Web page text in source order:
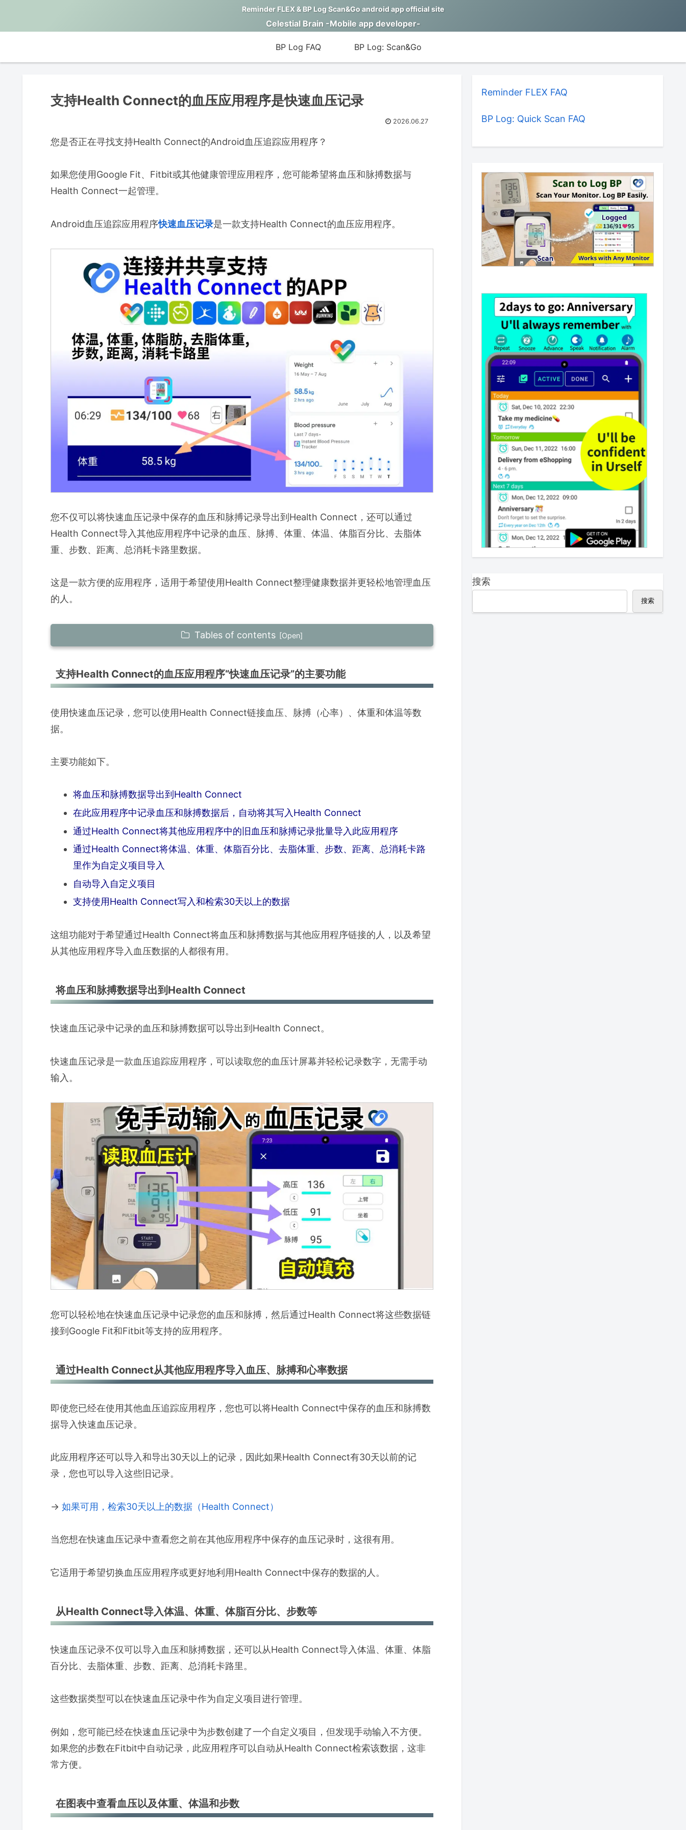
Reminder FLEX & BP Log Scan&Go android app official site
Celestial Brain -Mobile app developer-
BP Log FAQ BP Log: Scan&Go
支持Health Connect的血压应用程序是快速血压记录
2026.06.27
您是否正在寻找支持Health Connect的Android血压追踪应用程序？
如果您使用Google Fit、Fitbit或其他健康管理应用程序，您可能希望将血压和脉搏数据与
Health Connect一起管理。
Android血压追踪应用程序快速血压记录是一款支持Health Connect的血压应用程序。
您不仅可以将快速血压记录中保存的血压和脉搏记录导出到Health Connect，还可以通过
Health Connect导入其他应用程序中记录的血压、脉搏、体重、体温、体脂百分比、去脂体
重、步数、距离、总消耗卡路里数据。
这是一款方便的应用程序，适用于希望使用Health Connect整理健康数据并更轻松地管理血压
的人。
Tables of contents
将血压和脉搏数据导出到Health Connect
问：我可以免费使用Health Connect功能吗？
问：我可以将体重应用程序或体温应用程序的数据导入快速血压记录吗？
推荐给所有正在寻找支持Health Connect的血压应用程序的人
支持Health Connect的血压应用程序“快速血压记录”的主要功能
使用快速血压记录，您可以使用Health Connect链接血压、脉搏（心率）、体重和体温等数
据。
主要功能如下。
将血压和脉搏数据导出到Health Connect
在此应用程序中记录血压和脉搏数据后，自动将其写入Health Connect
通过Health Connect将其他应用程序中的旧血压和脉搏记录批量导入此应用程序
通过Health Connect将体温、体重、体脂百分比、去脂体重、步数、距离、总消耗卡路
里作为自定义项目导入
自动导入自定义项目
支持使用Health Connect写入和检索30天以上的数据
这组功能对于希望通过Health Connect将血压和脉搏数据与其他应用程序链接的人，以及希望
从其他应用程序导入血压数据的人都很有用。
将血压和脉搏数据导出到Health Connect
快速血压记录中记录的血压和脉搏数据可以导出到Health Connect。
快速血压记录是一款血压追踪应用程序，可以读取您的血压计屏幕并轻松记录数字，无需手动
输入。
您可以轻松地在快速血压记录中记录您的血压和脉搏，然后通过Health Connect将这些数据链
接到Google Fit和Fitbit等支持的应用程序。
通过Health Connect从其他应用程序导入血压、脉搏和心率数据
即使您已经在使用其他血压追踪应用程序，您也可以将Health Connect中保存的血压和脉搏数
据导入快速血压记录。
此应用程序还可以导入和导出30天以上的记录，因此如果Health Connect有30天以前的记
录，您也可以导入这些旧记录。
→ 如果可用，检索30天以上的数据（Health Connect）
当您想在快速血压记录中查看您之前在其他应用程序中保存的血压记录时，这很有用。
它适用于希望切换血压应用程序或更好地利用Health Connect中保存的数据的人。
从Health Connect导入体温、体重、体脂百分比、步数等
快速血压记录不仅可以导入血压和脉搏数据，还可以从Health Connect导入体温、体重、体脂
百分比、去脂体重、步数、距离、总消耗卡路里。
这些数据类型可以在快速血压记录中作为自定义项目进行管理。
例如，您可能已经在快速血压记录中为步数创建了一个自定义项目，但发现手动输入不方便。
如果您的步数在Fitbit中自动记录，此应用程序可以自动从Health Connect检索该数据，这非
常方便。
在图表中查看血压以及体重、体温和步数
Reminder FLEX FAQ
BP Log: Quick Scan FAQ
搜索
搜索